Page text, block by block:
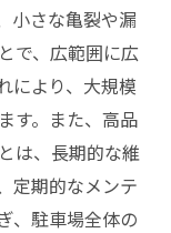
小さな亀裂や漏
で、広範囲に広
により、大規模
す。また、高品
は、長期的な維
定期的なメンテ
、駐車場全体の